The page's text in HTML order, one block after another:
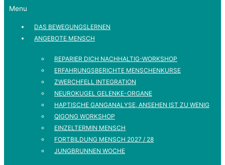
Menu
DAS BEWEGUNGSLERNEN
ANGEBOTE MENSCH
REPARIER DICH NACHHALTIG-WORKSHOP
ERFAHRUNGSBERICHTE MENSCHENKURSE
ZWERCHFELL INTEGRATION
NEUROKUGEL GELENKE-ORGANE
HAPTISCHE GANGANALYSE, ANSEHEN IST ZU WENIG
QIGONG WORKSHOP
EINZELTERMIN MENSCH
FORTBILDUNG MENSCH 2027 / 28
JUNGBRUNNEN WOCHE